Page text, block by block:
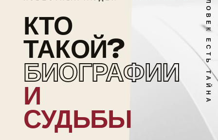
КТО
ТАКОЙ?
БИОГРАФИИ
И
СУДЬБЫ
ЧЕЛОВЕК ЕСТЬ ТАЙНА